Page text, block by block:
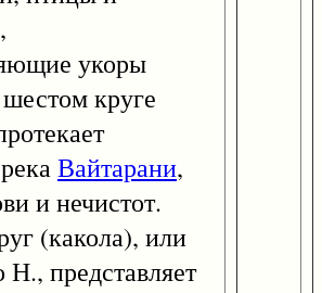
укоры
круге
Вайтарани,
и нечистот.
(какола), или
Н., представляет